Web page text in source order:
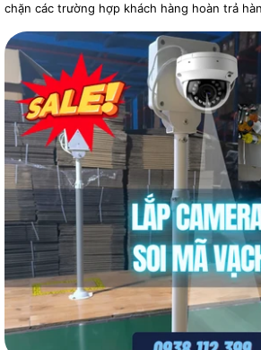
chặn các trường hợp khách hàng hoàn trả